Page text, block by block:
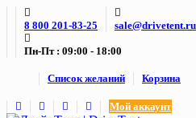
Skip
content
8 800 201-83-25 sale@drivetent.ru
Пн-Пт : 09:00 - 18:00
Список желаний Корзина
Мой аккаунт